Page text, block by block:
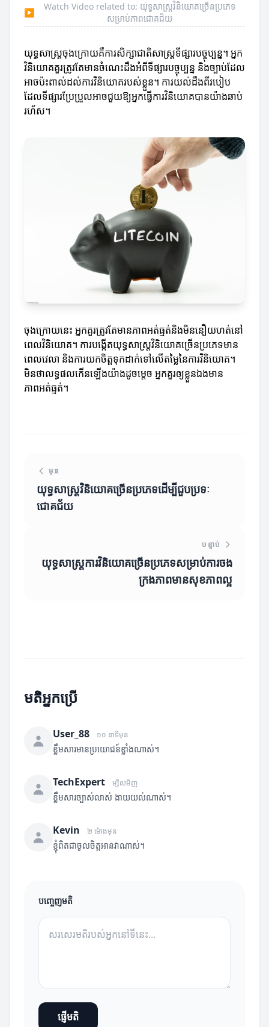
▶
Watch Video related to: យុទ្ធសាស្ត្រវិនិយោគច្រើនប្រភេទ
សម្រាប់ភាពជោគជ័យ
យុទ្ធសាស្ត្រចុងក្រោយគឺការសិក្សាជាតិសាស្ត្រទីផ្សារបច្ចុប្បន្ន។ អ្នក
វិនិយោគគួរត្រូវតែមានចំណេះដឹងអំពីទីផ្សារបច្ចុប្បន្ន និងច្បាប់ដែល
អាចប៉ះពាល់ដល់ការវិនិយោគរបស់ខ្លួន។ ការយល់ដឹងពីរបៀប
ដែលទីផ្សារប្រែប្រួលអាចជួយឱ្យអ្នកធ្វើការវិនិយោគបានយ៉ាងឆាប់
រហ័ស។
ចុងក្រោយនេះ អ្នកគួរត្រូវតែមានភាពអត់ធ្មត់និងមិននឿយហត់នៅ
ពេលវិនិយោគ។ ការបង្កើតយុទ្ធសាស្ត្រវិនិយោគច្រើនប្រភេទមាន
ពេលវេលា និងការយកចិត្តទុកដាក់ទៅលើតម្លៃនៃការវិនិយោគ។
មិនថាលទ្ធផលកើនឡើងយ៉ាងដូចម្តេច អ្នកគួរ​ឲ្យខ្លួនឯងមាន
ភាពអត់ធ្មត់។
មុន
យុទ្ធសាស្ត្រវិនិយោគច្រើនប្រភេទដើម្បីជួបប្រទៈ
ជោគជ័យ
បន្ទាប់
យុទ្ធសាស្ត្រការវិនិយោគច្រើនប្រភេទសម្រាប់ការចង
ក្រងភាពមានសុខភាពល្អ
មតិអ្នកប្រើ
User_88 ១០ នាទីមុន
ខ្លឹមសារមានប្រយោជន៍ខ្លាំងណាស់។
TechExpert ម្សិលមិញ
ខ្លឹមសារច្បាស់លាស់ ងាយយល់ណាស់។
Kevin ២ ម៉ោងមុន
ខ្ញុំពិតជាចូលចិត្តអានវាណាស់។
បញ្ចេញមតិ
ផ្ញើមតិ